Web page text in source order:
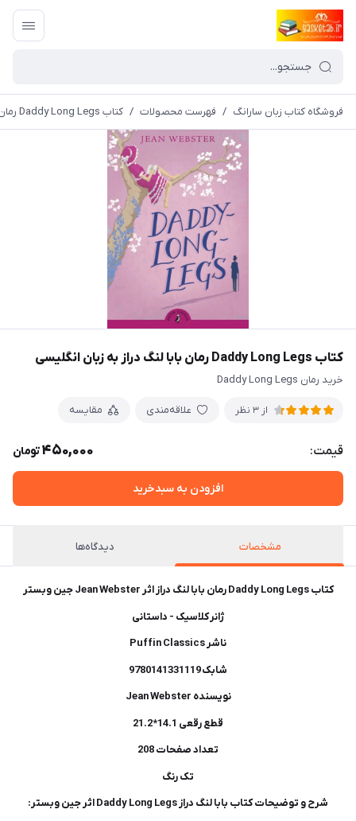
فروشگاه کتاب زبان سارانگ / فهرست محصولات / کتاب Daddy Long Legs رمان بابا لنگ دراز به زبان انگلیسی
کتاب Daddy Long Legs رمان بابا لنگ دراز به زبان انگلیسی
خرید رمان Daddy Long Legs
از 3 نظر علاقه‌مندی مقایسه
قیمت: 450,000تومان
افزودن به سبدخرید
مشخصات دیدگاه‌ها
کتاب Daddy Long Legs رمان بابا لنگ دراز اثر Jean Webster جین وبستر
ژانر کلاسیک - داستانی
ناشر Puffin Classics
شابک 9780141331119
نویسنده Jean Webster
قطع رقعی 14.1*21.2
تعداد صفحات 208
تک رنگ
شرح و توضیحات کتاب بابا لنگ دراز Daddy Long Legs اثر جین وبستر: